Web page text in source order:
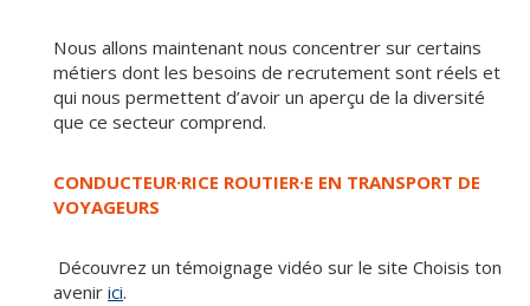
Nous allons maintenant nous concentrer sur certains
métiers dont les besoins de recrutement sont réels et
qui nous permettent d’avoir un aperçu de la diversité
que ce secteur comprend.
CONDUCTEUR·RICE ROUTIER·E EN TRANSPORT DE
VOYAGEURS
Découvrez un témoignage vidéo sur le site Choisis ton
avenir ici.